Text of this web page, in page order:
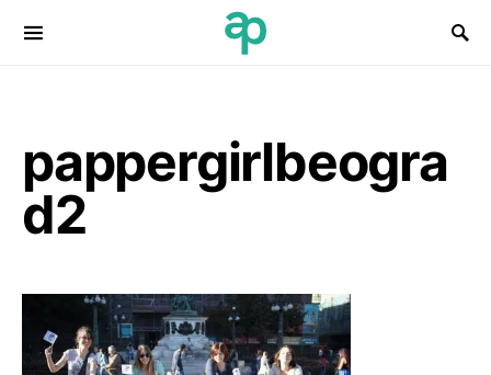
Search for:
pappergirlbeogra
d2